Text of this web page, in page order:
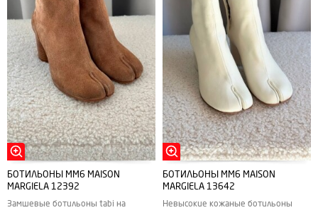
БОТИЛЬОНЫ MM6 MAISON
MARGIELA 12392
Замшевые ботильоны tabi на
БОТИЛЬОНЫ MM6 MAISON
MARGIELA 13642
Невысокие кожаные ботильоны